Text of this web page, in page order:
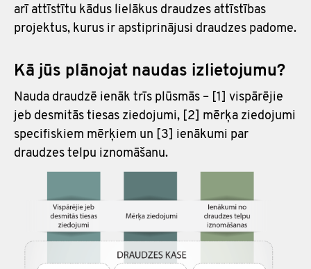
arī attīstītu kādus lielākus draudzes attīstības
projektus, kurus ir apstiprinājusi draudzes padome.
Kā jūs plānojat naudas izlietojumu?
Nauda draudzē ienāk trīs plūsmās – [1] vispārējie
jeb desmitās tiesas ziedojumi, [2] mērķa ziedojumi
specifiskiem mērķiem un [3] ienākumi par
draudzes telpu iznomāšanu.